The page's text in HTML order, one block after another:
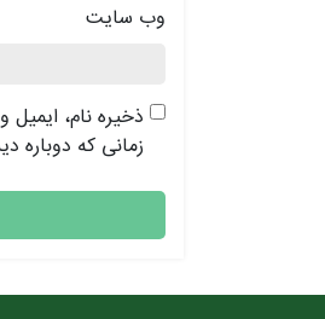
وب‌ سایت
ذخیره نام،
زمانی که دوباره